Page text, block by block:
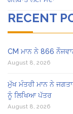
RECENT
CM ਮਾਨ ਨੇ 866
August 8, 2026
ਮੁੱਖ ਮੰਤਰੀ ਮਾਨ ਨੇ
ਨੂੰ ਲਿਖਿਆ ਪੱਤਰ
August 8, 2026